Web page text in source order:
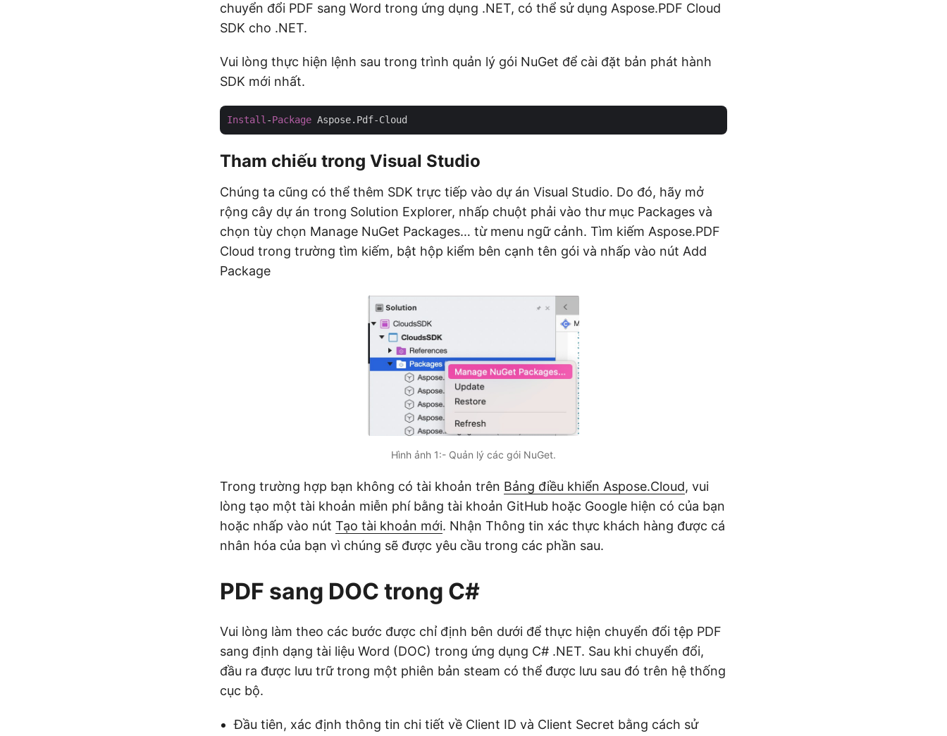
chuyển đổi PDF sang Word trong ứng dụng .NET, có thể sử dụng Aspose.PDF Cloud
SDK cho .NET.
Vui lòng thực hiện lệnh sau trong trình quản lý gói NuGet để cài đặt bản phát hành
SDK mới nhất.
Install -Package
Tham chiếu trong Visual Studio
Chúng ta cũng có thể thêm SDK trực tiếp vào dự án Visual Studio. Do đó, hãy mở
rộng cây dự án trong Solution Explorer, nhấp chuột phải vào thư mục Packages và
chọn tùy chọn Manage NuGet Packages… từ menu ngữ cảnh. Tìm kiếm Aspose.PDF
Cloud trong trường tìm kiếm, bật hộp kiểm bên cạnh tên gói và nhấp vào nút Add
Package
Hình ảnh 1:- Quản lý các gói NuGet.
Trong trường hợp bạn không có tài khoản trên Bảng điều khiển Aspose.Cloud, vui
lòng tạo một tài khoản miễn phí bằng tài khoản GitHub hoặc Google hiện có của bạn
hoặc nhấp vào nút Tạo tài khoản mới. Nhận Thông tin xác thực khách hàng được cá
nhân hóa của bạn vì chúng sẽ được yêu cầu trong các phần sau.
PDF sang DOC trong C#
Vui lòng làm theo các bước được chỉ định bên dưới để thực hiện chuyển đổi tệp PDF
sang định dạng tài liệu Word (DOC) trong ứng dụng C# .NET. Sau khi chuyển đổi,
đầu ra được lưu trữ trong một phiên bản steam có thể được lưu sau đó trên hệ thống
cục bộ.
Đầu tiên, xác định thông tin chi tiết về Client ID và Client Secret bằng cách sử